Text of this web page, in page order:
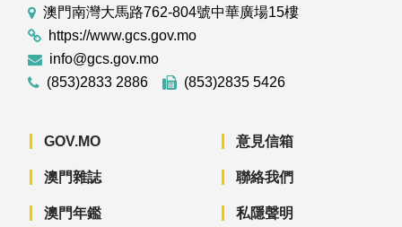
澳門南灣大馬路762-804號中華廣場15樓
https://www.gcs.gov.mo
info@gcs.gov.mo
(853)2833 2886
(853)2835 5426
GOV.MO
澳門雜誌
澳門年鑑
意見信箱
聯絡我們
私隱聲明